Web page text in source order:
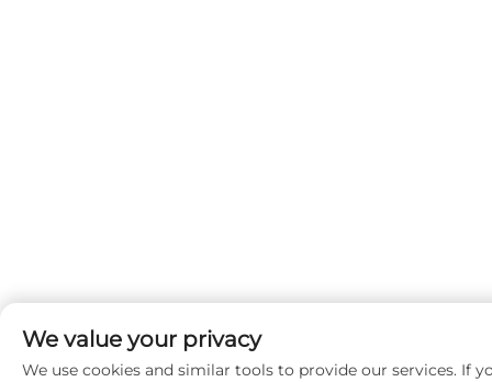
We value your privacy
We use cookies and similar tools to provide our services. If